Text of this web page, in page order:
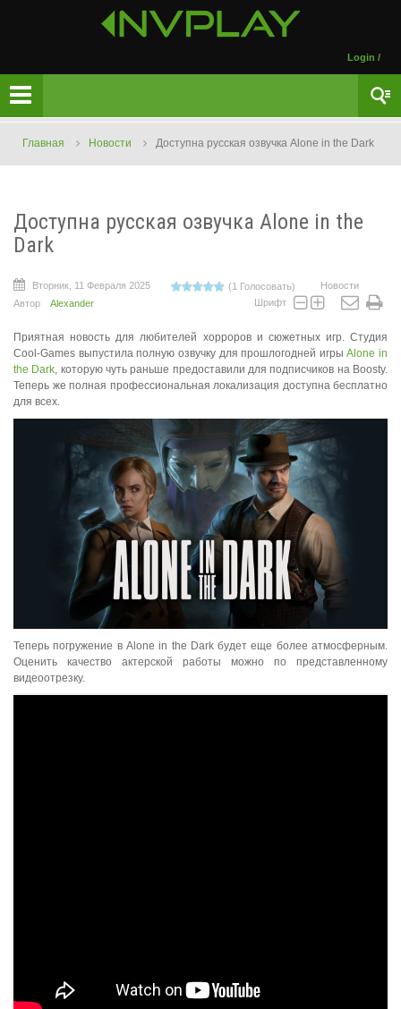
Login /
Главная Новости Доступна русская озвучка Alone in the Dark
Доступна русская озвучка Alone in the
Dark
Вторник, 11 Февраля 2025 (1 Голосовать)
Новости
Автор
Alexander Шрифт
Приятная новость для любителей хорроров и сюжетных игр. Студия
Сool-Games выпустила полную озвучку для прошлогодней игрыAlone in
the Dark, которую чуть раньше предоставили для подписчиков на Boosty.
Теперь же полная профессиональная локализация доступна бесплатно
для всех.
Теперь погружение в Alone in the Dark будет еще более атмосферным.
Оценить качество актерской работы можно по представленному
видеоотрезку.